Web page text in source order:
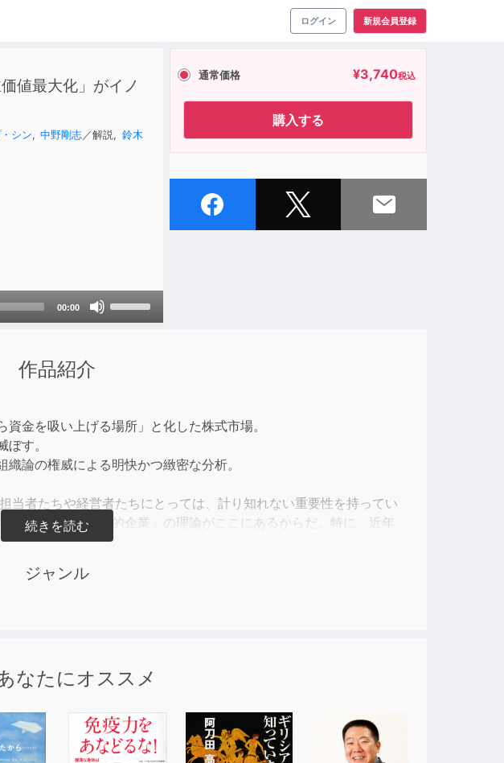
ログイン 新規会員登録
値最大化」がイノ
シン, 中野剛志／解説, 鈴木
00:00
decrease
通常価格 ¥3,740税込
購入する
作品紹介
金を吸い上げる場所」と化した株式市場。
す。
論の権威による明快かつ緻密な分析。
当者たちや経営者たちにとっては、計り知れない重要性を持ってい
なかった「革新的企業」の理論がここにあるからだ。特に、近年
利益も好調と言われているにもかかわらず、実質賃金は下落を続
日本語版解説」より
定化させるなど、経済、政治、社会に様々な弊害をもたらしている
ための資金を供給し、価値を創造する制度だと考えられている。こ
る制度に成り果てている、と断言する。
ジャンル
なたにオススメ